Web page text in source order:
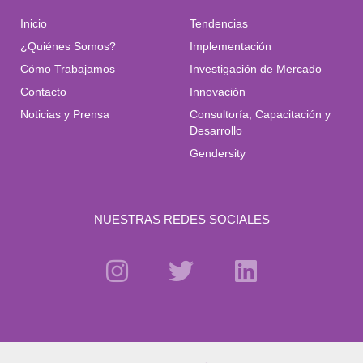
Inicio
¿Quiénes Somos?
Cómo Trabajamos
Contacto
Noticias y Prensa
Tendencias
Implementación
Investigación de Mercado
Innovación
Consultoría, Capacitación y
Desarrollo
Gendersity
NUESTRAS REDES SOCIALES